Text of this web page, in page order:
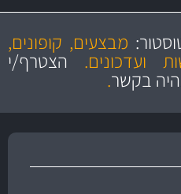
מחירים
הוגנים
והיצע מוצרים איכותי
מבצעים, קופונים,
ועדכונים. הצטרף/י
בקשר.